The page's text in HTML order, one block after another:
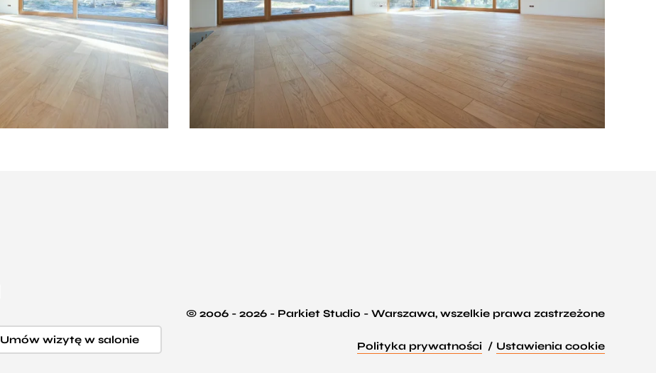
Umów wizytę w salonie
© 2006 - 2026 - Parkiet Studio - Warszawa, wszelkie prawa zastrzeżone
Polityka prywatności Ustawienia cookie